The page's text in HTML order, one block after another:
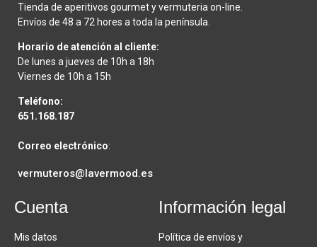
Tienda de aperitivos gourmet y vermuteria on-line.
Envíos de 48 a 72 hores a toda la península.
Horario de atención al cliente:
De lunes a jueves de 10h a 18h
Viernes de 10h a 15h
Teléfono:
651.168.187
Correo electrónico:
vermuteros@lavermood.es
Cuenta
Mis datos
Información legal
Política de envíos y